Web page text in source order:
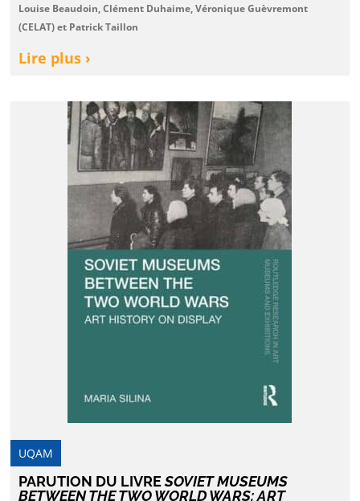
Louise Beaudoin, Clément Duhaime, Véronique Guèvremont
(CELAT) et Patrick Taillon
Lire plus ›
UQAM
PARUTION DU LIVRESOVIET MUSEUMS
BETWEEN THE TWO WORLD WARS: ART